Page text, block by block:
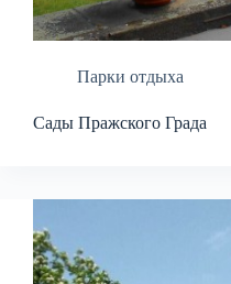
Парки отдыха
Сады Пражского Града